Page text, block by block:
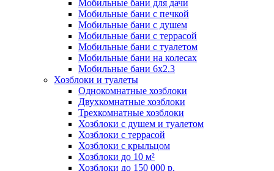
Мобильные бани для дачи
Мобильные бани с печкой
Мобильные бани с душем
Мобильные бани с террасой
Мобильные бани с туалетом
Мобильные бани на колесах
Мобильные бани 6х2.3
Хозблоки и туалеты
Однокомнатные хозблоки
Двухкомнатные хозблоки
Трехкомнатные хозблоки
Хозблоки с душем и туалетом
Хозблоки с террасой
Хозблоки с крыльцом
Хозблоки до 10 м²
Хозблоки до 150 000 р.